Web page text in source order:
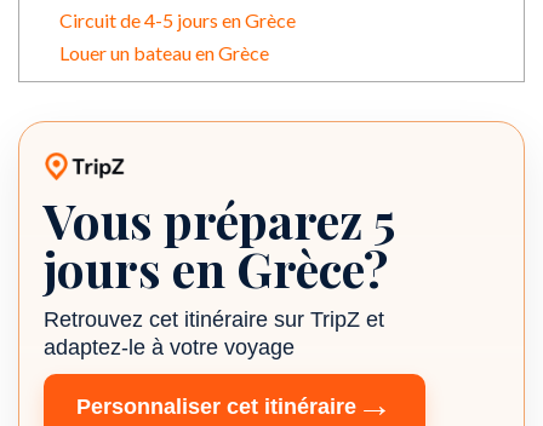
Circuit de 4-5 jours en Grèce
Louer un bateau en Grèce
Itinéraire TripZ
Vous préparez 5
jours en Grèce?
Retrouvez cet itinéraire sur TripZ et
adaptez-le à votre voyage
Personnaliser cet itinéraire →